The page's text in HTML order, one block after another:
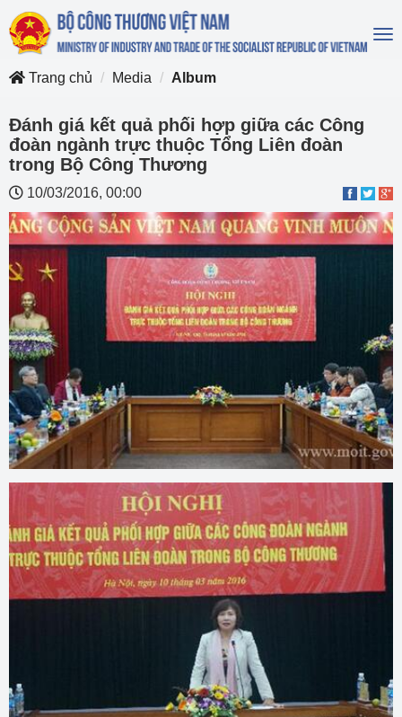
Trang chủ
Media Album
Đánh giá kết quả phối hợp giữa các Công
đoàn ngành trực thuộc Tổng Liên đoàn
trong Bộ Công Thương
10/03/2016, 00:00